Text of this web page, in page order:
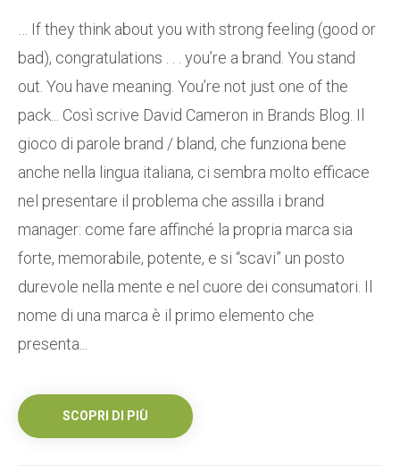
… If they think about you with strong feeling (good or
bad), congratulations . . . you’re a brand. You stand
out. You have meaning. You’re not just one of the
pack... Così scrive David Cameron in Brands Blog. Il
gioco di parole brand / bland, che funziona bene
anche nella lingua italiana, ci sembra molto efficace
nel presentare il problema che assilla i brand
manager: come fare affinché la propria marca sia
forte, memorabile, potente, e si “scavi” un posto
durevole nella mente e nel cuore dei consumatori. Il
nome di una marca è il primo elemento che
presenta...
SCOPRI DI PIÙ